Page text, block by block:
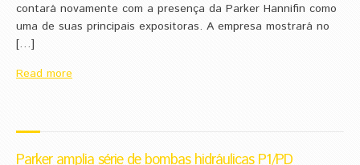
contará novamente com a presença da Parker Hannifin como
uma de suas principais expositoras. A empresa mostrará no
[…]
Read more
Parker amplia série de bombas hidráulicas P1/PD